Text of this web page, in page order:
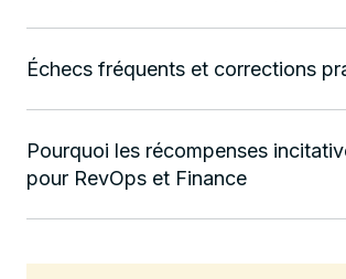
Échecs fréquents et corrections
Pourquoi les récompenses
pour RevOps et Finance